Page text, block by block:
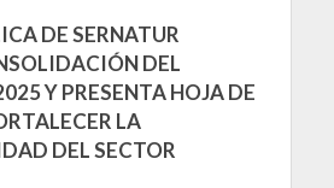
DE SERNATUR
DEL
Y PRESENTA HOJA DE
LA
DEL SECTOR